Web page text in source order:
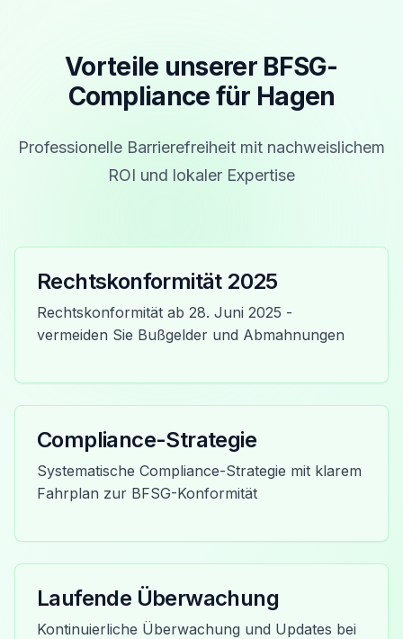
Vorteile unserer BFSG-
Compliance für Hagen
Professionelle Barrierefreiheit mit nachweislichem
ROI und lokaler Expertise
Rechtskonformität 2025
Rechtskonformität ab 28. Juni 2025 -
vermeiden Sie Bußgelder und Abmahnungen
Compliance-Strategie
Systematische Compliance-Strategie mit klarem
Fahrplan zur BFSG-Konformität
Laufende Überwachung
Kontinuierliche Überwachung und Updates bei